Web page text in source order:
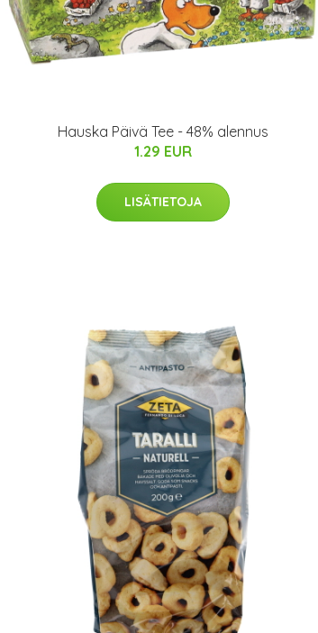
Hauska Päivä Tee - 48% alennus
1.29 EUR
LISÄTIETOJA